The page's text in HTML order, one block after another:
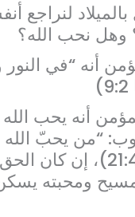
لنراجع
وهل نحب الله؟
أنه “في
أنه يحب
“من يحبّ
أيضًا” (1يوحنا 21:4)، إن
ومحبته